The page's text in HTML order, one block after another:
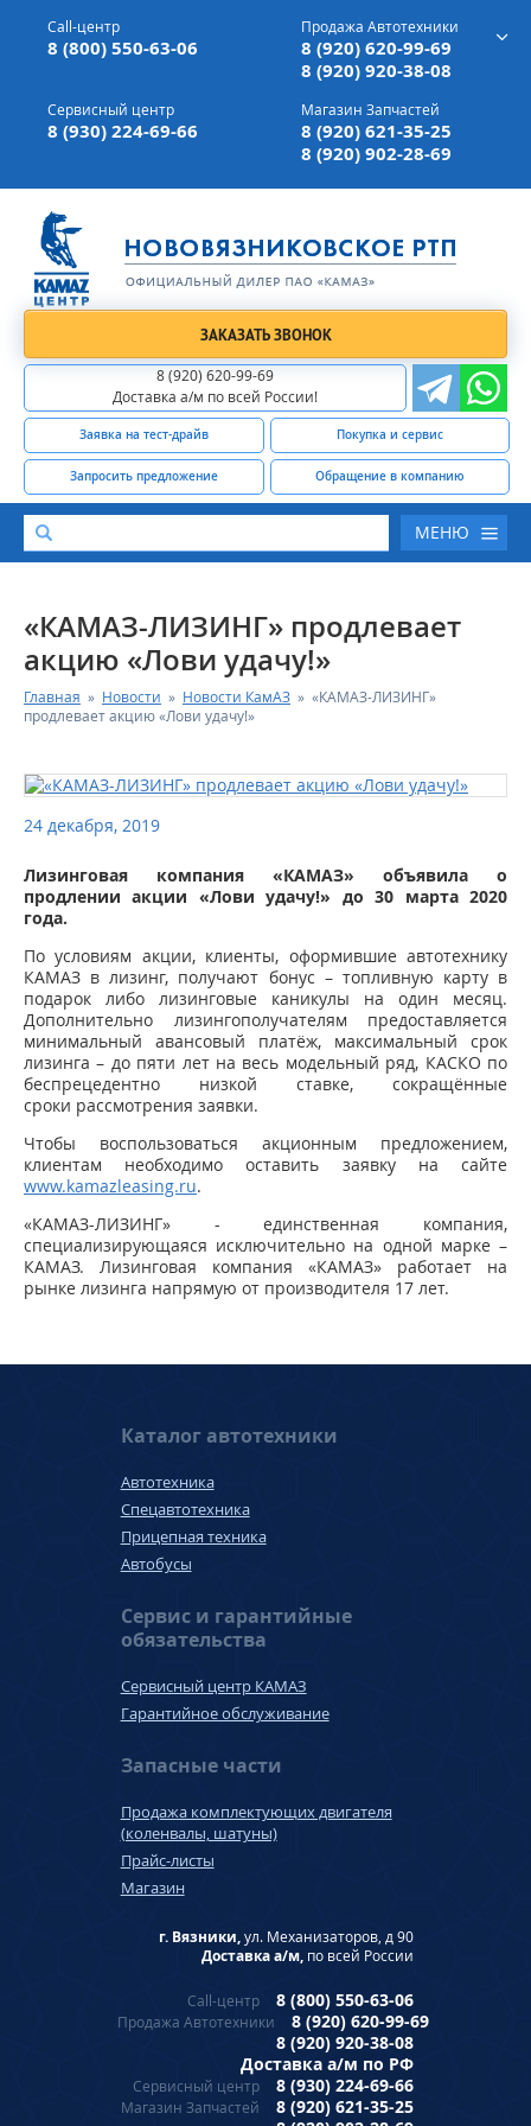
г. Вязники,ул. Механизаторов, д 90
Доставка а/м,по всей России
Call-центр
8 (800) 550-63-06
Продажа Автотехники
8 (920) 620-99-69
8 (920) 920-38-08
Сервисный центр
8 (930) 224-69-66
Магазин Запчастей
8 (920) 621-35-25
8 (920) 902-28-69
ЗАКАЗАТЬ ЗВОНОК
8 (920) 620-99-69
Доставка а/м по всей России!
Заявка на тест-драйв Покупка и сервис
Запросить предложение Обращение в компанию
МЕНЮ
КАТАЛОГ АВТОТЕХНИКИ
ЗАПАСНЫЕ ЧАСТИ
ФИНАНСОВЫЙ СЕРВИС
ФОТОГАЛЕРЕЯ
КОНТАКТНАЯ ИНФОРМАЦИЯ
«КАМАЗ-ЛИЗИНГ» продлевает
акцию «Лови удачу!»
Главная » Новости » Новости КамАЗ » «КАМАЗ-ЛИЗИНГ»
продлевает акцию «Лови удачу!»
24 декабря, 2019
Лизинговая компания «КАМАЗ» объявила о
продлении акции «Лови удачу!» до 30 марта 2020
года.
По условиям акции, клиенты, оформившие автотехнику
КАМАЗ в лизинг, получают бонус – топливную карту в
подарок либо лизинговые каникулы на один месяц.
Дополнительно лизингополучателям предоставляется
минимальный авансовый платёж, максимальный срок
лизинга – до пяти лет на весь модельный ряд, КАСКО по
беспрецедентно низкой ставке, сокращённые
сроки рассмотрения заявки.
Чтобы воспользоваться акционным предложением,
клиентам необходимо оставить заявку на сайте
www.kamazleasing.ru.
«КАМАЗ-ЛИЗИНГ» - единственная компания,
специализирующаяся исключительно на одной марке –
КАМАЗ. Лизинговая компания «КАМАЗ» работает на
рынке лизинга напрямую от производителя 17 лет.
Каталог автотехники
Автотехника
Спецавтотехника
Прицепная техника
Автобусы
Сервис и гарантийные
обязательства
Сервисный центр КАМАЗ
Гарантийное обслуживание
Запасные части
Продажа комплектующих двигателя
(коленвалы, шатуны)
Прайс-листы
Магазин
г. Вязники,ул. Механизаторов, д 90
Доставка а/м, по всей России
Call-центр 8 (800) 550-63-06
Продажа Автотехники
8 (920) 620-99-69
8 (920) 920-38-08
Доставка а/м по РФ
Сервисный центр 8 (930) 224-69-66
Магазин Запчастей
8 (920) 621-35-25